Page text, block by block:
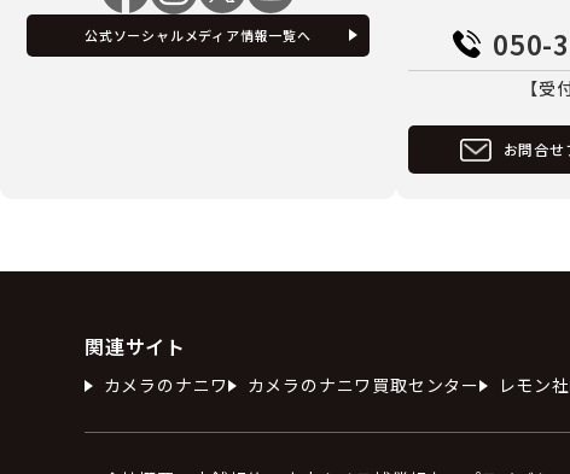
公式ソーシャルメディア情報一覧へ 050-
【受
お問合せ
関連サイト
カメラのナニワ カメラのナニワ買取センター レモン社